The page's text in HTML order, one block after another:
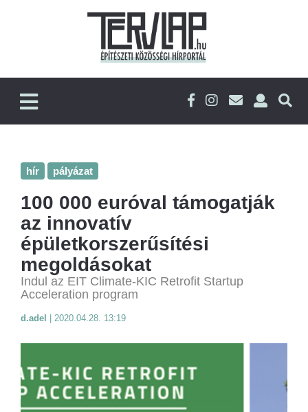
hír pályázat
100 000 euróval támogatják
az innovatív
épületkorszerűsítési
megoldásokat
Indul az EIT Climate-KIC Retrofit Startup
Acceleration program
d.adel 2020.04.28. 13:19